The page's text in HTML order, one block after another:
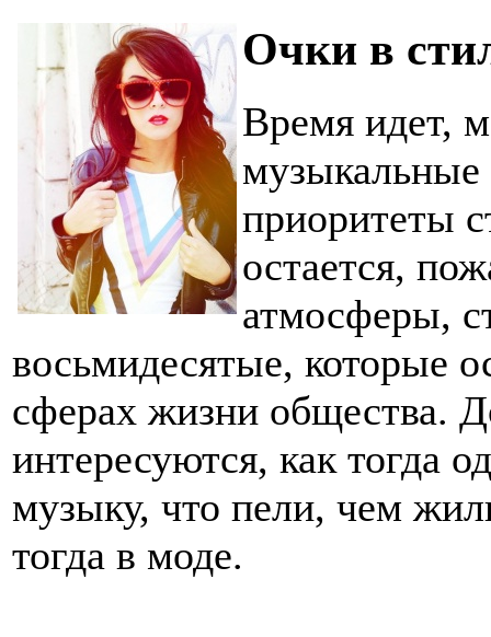
Очки в
Время идет,
музыкальные
приоритеты
остается,
атмосферы,
восьмидесятые, которые
сферах жизни общества.
интересуются, как тогда
музыку, что пели, чем
тогда в моде.